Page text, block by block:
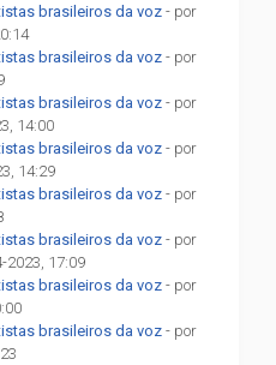
brasileiros da voz - por
brasileiros da voz - por
brasileiros da voz - por
14:00
brasileiros da voz - por
14:29
brasileiros da voz - por
brasileiros da voz - por
2023, 17:09
brasileiros da voz - por
brasileiros da voz - por